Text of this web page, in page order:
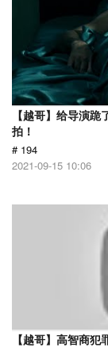
【越哥】给导演
拍！
# 194
2021-09-15 10:06
【越哥】高智商